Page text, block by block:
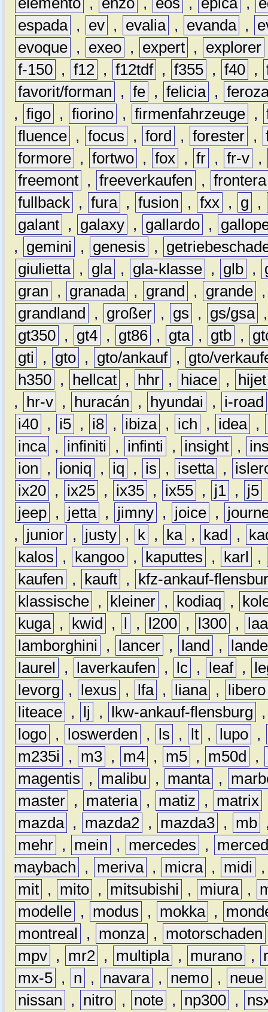
espada , ev , evalia , evanda ,
evoque , exeo , expert , explorer
f-150 , f12 , f12tdf , f355 , f40 ,
favorit/forman
, fe , felicia ,
, figo , fiorino , firmenfahrzeuge ,
fluence , focus , ford , forester ,
formore , fortwo , fox , fr , fr-v ,
freemont , freeverkaufen , frontera
fullback , fura , fusion , fxx , g
,
galant , galaxy , gallardo ,
,
gemini , genesis ,
giulietta , gla , gla-klasse , glb ,
gran
, granada , grand , grande
grandland
, großer , gs , gs/gsa
gt350 , gt4 , gt86 , gta , gtb ,
gti
, gto , gto/ankauf ,
gto/
h350 , hellcat , hhr , hiace ,
hijet
,
hr-v , huracán , hyundai ,
i-road
i40 , i5 , i8 , ibiza , ich , idea ,
inca , infiniti , infinti , insight ,
ion
, ioniq , iq , is , isetta ,
ix20 , ix25 , ix35 , ix55 , j1 , j5
jeep , jetta , jimny , joice ,
,
junior , justy , k , ka , kad ,
kalos
, kangoo , kaputtes , karl
,
kaufen
, kauft ,
kfz-ankauf-
klassische , kleiner , kodiaq ,
kuga , kwid , l , l200 , l300 ,
lamborghini
, lancer , land ,
laurel
, laverkaufen , lc , leaf ,
levorg
, lexus , lfa , liana ,
libero
liteace , lj , lkw-ankauf-flensburg
logo , loswerden , ls , lt , lupo ,
m235i
, m3 , m4 , m5 , m50d ,
magentis
, malibu , manta ,
master , materia , matiz , matrix
mazda , mazda2 , mazda3 , mb
mehr , mein , mercedes ,
maybach
, meriva , micra , midi
mit , mito , mitsubishi , miura ,
modelle , modus , mokka ,
montreal
, monza , motorschaden
mpv , mr2 , multipla , murano ,
mx-5 , n , navara , nemo , neue
nissan
, nitro , note , np300 ,